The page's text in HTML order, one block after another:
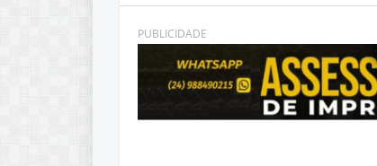
PUBLICIDADE